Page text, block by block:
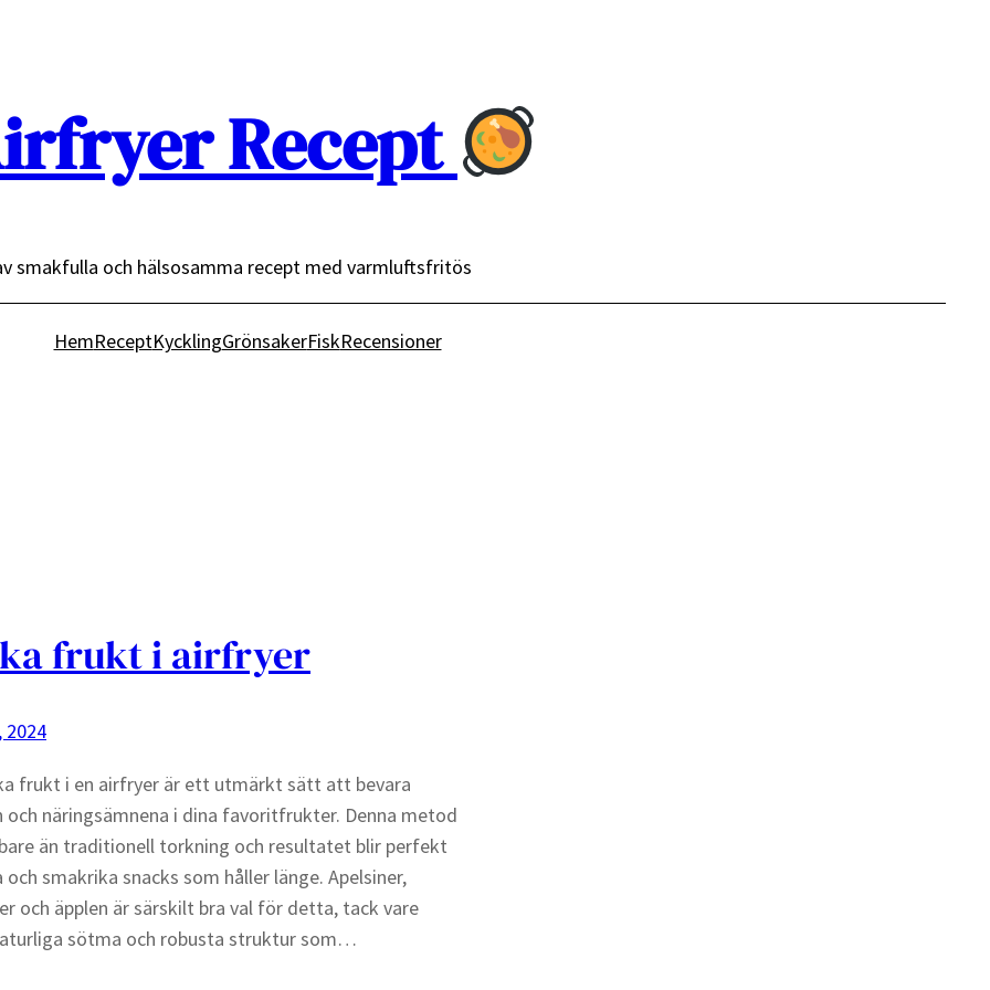
Recept
smakfulla och hälsosamma recept med varmluftsfritös
HemReceptKycklingGrönsakerFiskRecensioner
frukt i airfryer
2024
frukt i en airfryer är ett utmärkt sätt att bevara
och näringsämnena i dina favoritfrukter. Denna metod
än traditionell torkning och resultatet blir perfekt
och smakrika snacks som håller länge. Apelsiner,
och äpplen är särskilt bra val för detta, tack vare
sötma och robusta struktur som…